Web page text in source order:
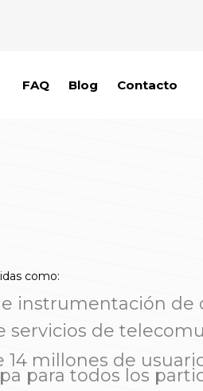
FAQ Blog Contacto
como:
instrumentación de
servicios de
millones de
para todos los